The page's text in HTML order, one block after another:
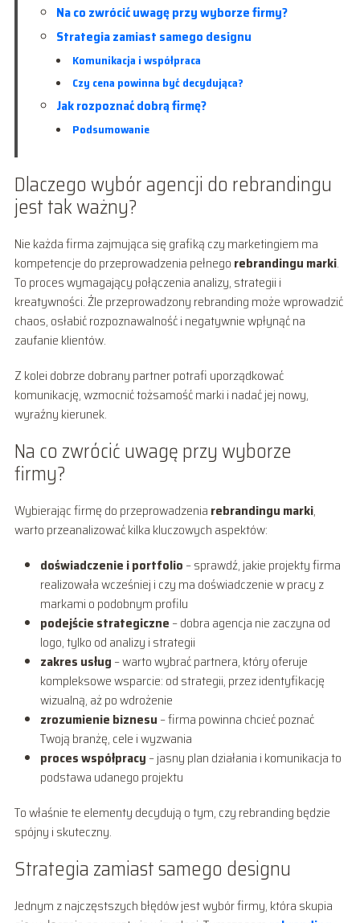
Na co zwrócić uwagę przy wyborze firmy?
Strategia zamiast samego designu
Komunikacja i współpraca
Czy cena powinna być decydująca?
Jak rozpoznać dobrą firmę?
Podsumowanie
Dlaczego wybór agencji do rebrandingu
jest tak ważny?
Nie każda firma zajmująca się grafiką czy marketingiem ma
kompetencje do przeprowadzenia pełnego rebrandingu marki.
To proces wymagający połączenia analizy, strategii i
kreatywności. Źle przeprowadzony rebranding może wprowadzić
chaos, osłabić rozpoznawalność i negatywnie wpłynąć na
zaufanie klientów.
Z kolei dobrze dobrany partner potrafi uporządkować
komunikację, wzmocnić tożsamość marki i nadać jej nowy,
wyraźny kierunek.
Na co zwrócić uwagę przy wyborze
firmy?
Wybierając firmę do przeprowadzenia rebrandingu marki,
warto przeanalizować kilka kluczowych aspektów:
doświadczenie i portfolio – sprawdź, jakie projekty firma
realizowała wcześniej i czy ma doświadczenie w pracy z
markami o podobnym profilu
podejście strategiczne – dobra agencja nie zaczyna od
logo, tylko od analizy i strategii
zakres usług – warto wybrać partnera, który oferuje
kompleksowe wsparcie: od strategii, przez identyfikację
wizualną, aż po wdrożenie
zrozumienie biznesu – firma powinna chcieć poznać
Twoją branżę, cele i wyzwania
proces współpracy – jasny plan działania i komunikacja to
podstawa udanego projektu
To właśnie te elementy decydują o tym, czy rebranding będzie
spójny i skuteczny.
Strategia zamiast samego designu
Jednym z najczęstszych błędów jest wybór firmy, która skupia